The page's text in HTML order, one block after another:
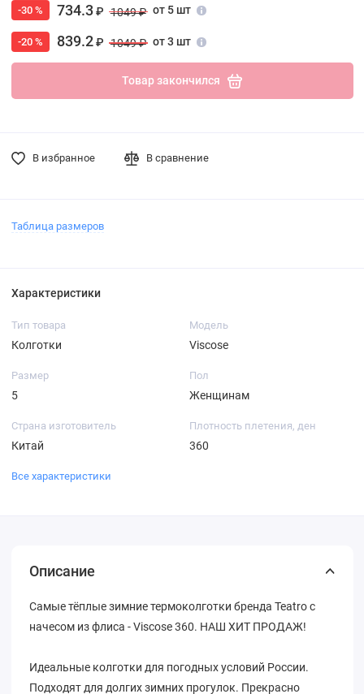
-30 % 734.3₽ 1049 ₽ от 5 шт
-20 % 839.2₽ 1049 ₽ от 3 шт
Товар закончился
В избранное В сравнение
Таблица размеров
Характеристики
Тип товара
Колготки
Модель
Viscose
Размер
5
Пол
Женщинам
Страна изготовитель
Китай
Плотность плетения, ден
360
Все характеристики
Описание
Самые тёплые зимние термоколготки бренда Teatro с
начесом из флиса - Viscose 360. НАШ ХИТ ПРОДАЖ!
Идеальные колготки для погодных условий России.
Подходят для долгих зимних прогулок. Прекрасно